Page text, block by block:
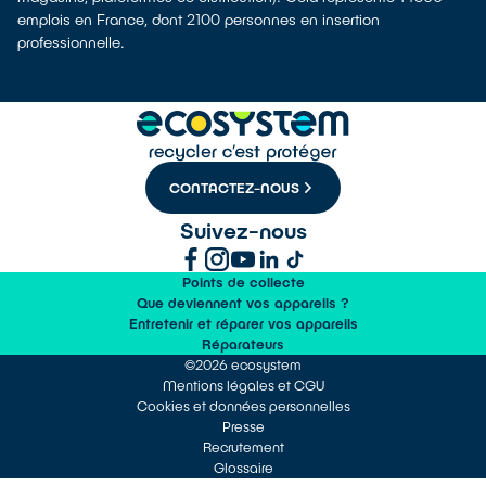
emplois en France, dont 2100 personnes en insertion
professionnelle.
CONTACTEZ-NOUS
Suivez-nous
Points de collecte
Que deviennent vos appareils ?
Entretenir et réparer vos appareils
Réparateurs
©2026 ecosystem
Mentions légales et CGU
Cookies et données personnelles
Presse
Recrutement
Glossaire